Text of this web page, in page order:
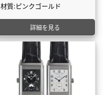
材質:ピンクゴールド
詳細を見る